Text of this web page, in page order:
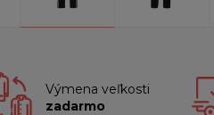
Výmena veľkosti
zadarmo